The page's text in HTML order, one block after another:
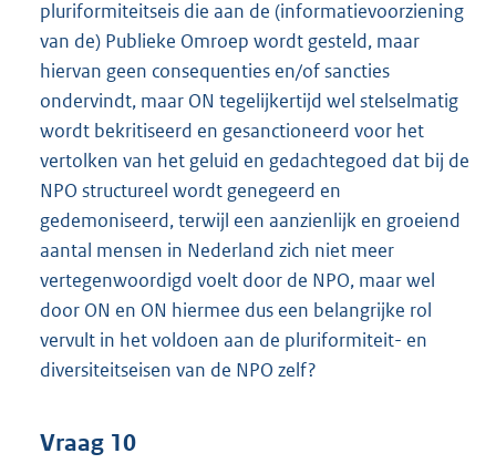
pluriformiteitseis die aan de (informatievoorziening
van de) Publieke Omroep wordt gesteld, maar
hiervan geen consequenties en/of sancties
ondervindt, maar ON tegelijkertijd wel stelselmatig
wordt bekritiseerd en gesanctioneerd voor het
vertolken van het geluid en gedachtegoed dat bij de
NPO structureel wordt genegeerd en
gedemoniseerd, terwijl een aanzienlijk en groeiend
aantal mensen in Nederland zich niet meer
vertegenwoordigd voelt door de NPO, maar wel
door ON en ON hiermee dus een belangrijke rol
vervult in het voldoen aan de pluriformiteit- en
diversiteitseisen van de NPO zelf?
Vraag 10